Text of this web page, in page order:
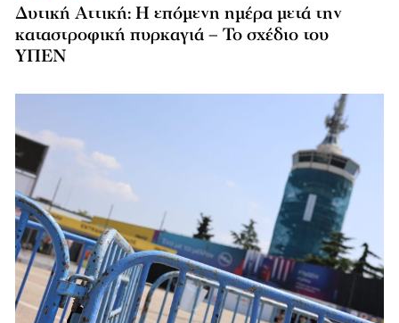
Δυτική Αττική: Η επόμενη ημέρα μετά την
καταστροφική πυρκαγιά – Το σχέδιο του
ΥΠΕΝ